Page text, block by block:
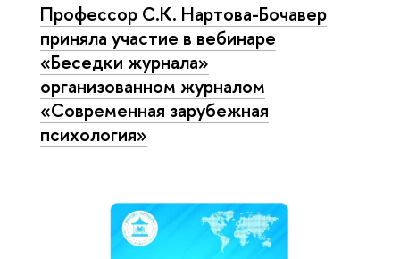
Профессор С.К. Нартова-Бочавер
приняла участие в вебинаре
«Беседки журнала»
организованном журналом
«Современная зарубежная
психология»